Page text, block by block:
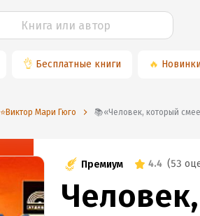
👌 Бесплатные книги 🔥
⭐️Виктор Мари Гюго 📚«Человек, который
Премиум 4.4 (53